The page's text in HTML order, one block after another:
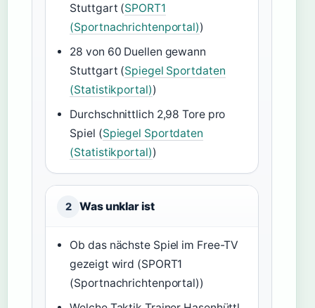
Stuttgart (SPORT1
(Sportnachrichtenportal))
28 von 60 Duellen gewann
Stuttgart (Spiegel Sportdaten
(Statistikportal))
Durchschnittlich 2,98 Tore pro
Spiel (Spiegel Sportdaten
(Statistikportal))
2 Was unklar ist
Ob das nächste Spiel im Free-TV
gezeigt wird (SPORT1
(Sportnachrichtenportal))